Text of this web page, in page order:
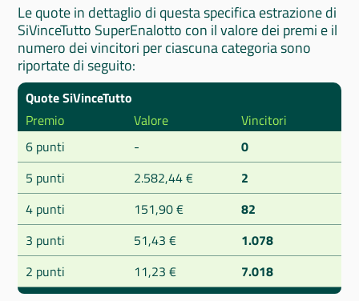
Le quote in dettaglio di questa specifica estrazione di
SiVinceTutto SuperEnalotto con il valore dei premi e il
numero dei vincitori per ciascuna categoria sono
riportate di seguito:
Quote SiVinceTutto
Premio
Valore
Vincitori
6 punti
-
0
5 punti
2.582,44 €
2
4 punti
151,90 €
82
3 punti
51,43 €
1.078
2 punti
11,23 € 7.018